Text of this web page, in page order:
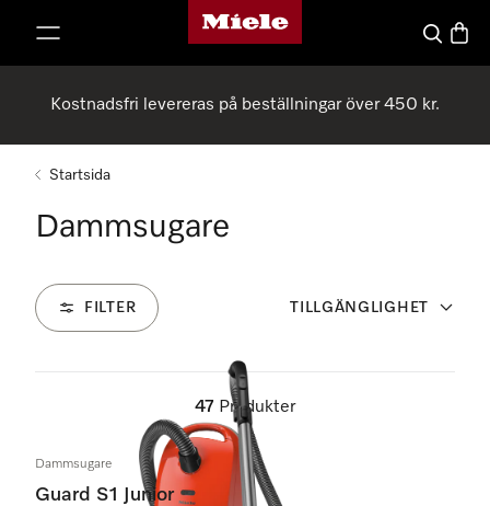
Mieles hemsida
Sök
Kostnadsfri levereras på beställningar över 450 kr.
Startsida
Dammsugare
FILTER TILLGÄNGLIGHET
47 Produkter
Dammsugare
Guard S1 Junior